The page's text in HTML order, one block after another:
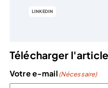
LINKEDIN
Télécharger
Votre e-mail (Nécessaire)